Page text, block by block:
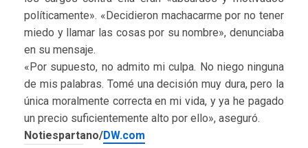
políticamente». «Decidieron machacarme por no tener
miedo y llamar las cosas por su nombre», denunciaba
en su mensaje.
«Por supuesto, no admito mi culpa. No niego ninguna
de mis palabras. Tomé una decisión muy dura, pero la
única moralmente correcta en mi vida, y ya he pagado
un precio suficientemente alto por ello», aseguró.
Notiespartano/DW.com